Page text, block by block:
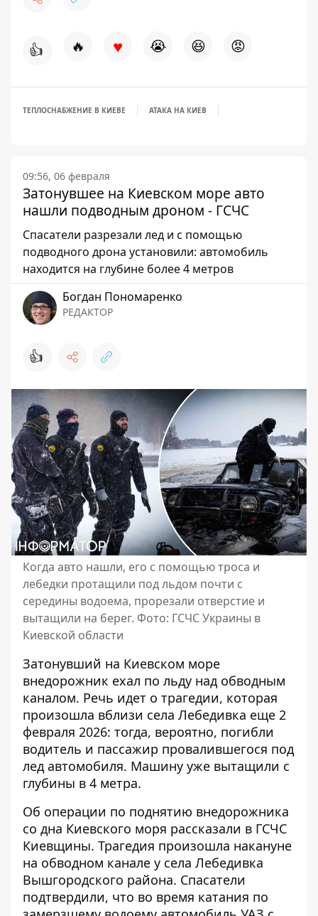
👍 🔥 ♥ 😭 😆 😡
ТЕПЛОСНАБЖЕНИЕ В КИЕВЕ АТАКА НА КИЕВ
09:56, 06 февраля
Затонувшее на Киевском море авто
нашли подводным дроном - ГСЧС
Спасатели разрезали лед и с помощью
подводного дрона установили: автомобиль
находится на глубине более 4 метров
Богдан Пономаренко
РЕДАКТОР
👍
Когда авто нашли, его с помощью троса и
лебедки протащили под льдом почти с
середины водоема, прорезали отверстие и
вытащили на берег. Фото: ГСЧС Украины в
Киевской области
Затонувший на Киевском море
внедорожник ехал по льду над обводным
каналом. Речь идет о трагедии, которая
произошла вблизи села Лебедивка еще 2
февраля 2026: тогда, вероятно, погибли
водитель и пассажир провалившегося под
лед автомобиля. Машину уже вытащили с
глубины в 4 метра.
Об операции по поднятию внедорожника
со дна Киевского моря рассказали в ГСЧС
Киевщины. Трагедия произошла накануне
на обводном канале у села Лебедивка
Вышгородского района. Спасатели
подтвердили, что во время катания по